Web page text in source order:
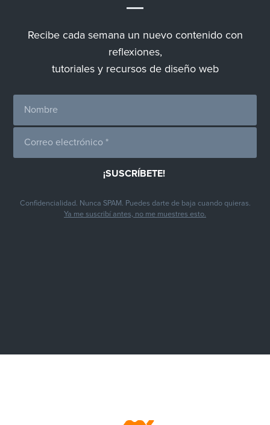
Recibe cada semana un nuevo contenido con
reflexiones,
tutoriales y recursos de diseño web
Confidencialidad. Nunca SPAM. Puedes darte de baja cuando quieras.
Ya me suscribí antes, no me muestres esto.